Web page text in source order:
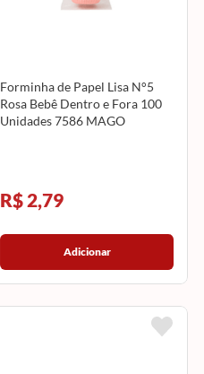
Forminha de Papel Lisa N°5
Rosa Bebê Dentro e Fora 100
Unidades 7586 MAGO
R$ 2,79
Adicionar